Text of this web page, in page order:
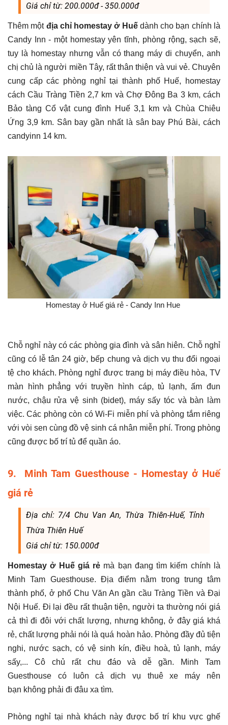
Giá chỉ từ: 200.000đ - 350.000đ
Thêm một địa chỉ homestay ở Huếdành cho bạn chính là
Candy Inn - một homestay yên tĩnh, phòng rộng, sạch sẽ,
tuy là homestay nhưng vẫn có thang máy di chuyển, anh
chị chủ là người miền Tây, rất thân thiện và vui vẻ. Chuyên
cung cấp các phòng nghỉ tại thành phố Huế, homestay
cách Cầu Tràng Tiền 2,7 km và Chợ Đông Ba 3 km, cách
Bảo tàng Cổ vật cung đình Huế 3,1 km và Chùa Chiêu
Ứng 3,9 km. Sân bay gần nhất là sân bay Phú Bài, cách
candyinn 14 km.
Homestay ở Huế giá rẻ - Candy Inn Hue
Chỗ nghỉ này có các phòng gia đình và sân hiên. Chỗ nghỉ
cũng có lễ tân 24 giờ, bếp chung và dịch vụ thu đổi ngoại
tệ cho khách. Phòng nghỉ được trang bị máy điều hòa, TV
màn hình phẳng với truyền hình cáp, tủ lạnh, ấm đun
nước, chậu rửa vệ sinh (bidet), máy sấy tóc và bàn làm
việc. Các phòng còn có Wi-Fi miễn phí và phòng tắm riêng
với vòi sen cùng đồ vệ sinh cá nhân miễn phí. Trong phòng
cũng được bố trí tủ để quần áo.
9. Minh Tam Guesthouse - Homestay ở Huế
giá rẻ
Địa chỉ: 7/4 Chu Van An, Thừa Thiên-Huế, Tỉnh
Thừa Thiên Huế
Giá chỉ từ: 150.000đ
Homestay ở Huế giá rẻ mà bạn đang tìm kiếm chính là
Minh Tam Guesthouse. Địa điểm nằm trong trung tâm
thành phố, ở phố Chu Văn An gần cầu Tràng Tiền và Đại
Nội Huế. Đi lại đều rất thuận tiện, người ta thường nói giá
cả thì đi đôi với chất lượng, nhưng không, ở đây giá khá
rẻ, chất lượng phải nói là quá hoàn hảo. Phòng đầy đủ tiện
nghi, nước sạch, có vệ sinh kín, điều hoà, tủ lạnh, máy
sấy,... Cô chủ rất chu đáo và dễ gần. Minh Tam
Guesthouse có luôn cả dịch vụ thuê xe máy nên
bạn không phải đi đâu xa tìm.
Phòng nghỉ tại nhà khách này được bố trí khu vực ghế